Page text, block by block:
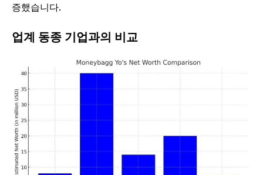
증했습니다.
업계 동종 기업과의 비교